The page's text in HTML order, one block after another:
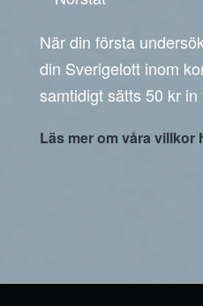
När din första
din Sverigelott inom
samtidigt sätts 50 kr
Läs mer om våra villkor